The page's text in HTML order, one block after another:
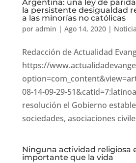
Argentina: una ley de
la persistente desigualdad
a las minorías no católicas
por admin | Ago 14, 2020|
Redacción de Actualidad
https://
08-14-09-29-
resolución el Gobierno
sociedades, asociaciones
Ninguna actividad religiosa
importante que la vida